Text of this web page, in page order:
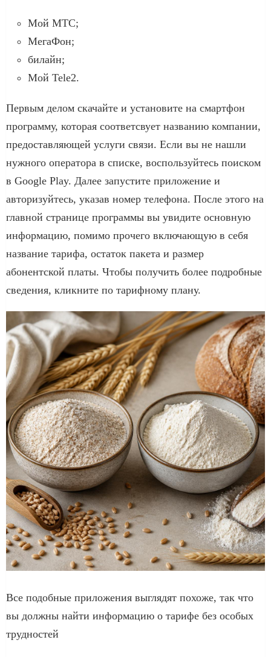
Мой МТС;
МегаФон;
билайн;
Мой Tele2.
Первым делом скачайте и установите на смартфон
программу, которая соответсвует названию компании,
предоставляющей услуги связи. Если вы не нашли
нужного оператора в списке, воспользуйтесь поиском
в Google Play. Далее запустите приложение и
авторизуйтесь, указав номер телефона. После этого на
главной странице программы вы увидите основную
информацию, помимо прочего включающую в себя
название тарифа, остаток пакета и размер
абонентской платы. Чтобы получить более подробные
сведения, кликните по тарифному плану.
Все подобные приложения выглядят похоже, так что
вы должны найти информацию о тарифе без особых
трудностей